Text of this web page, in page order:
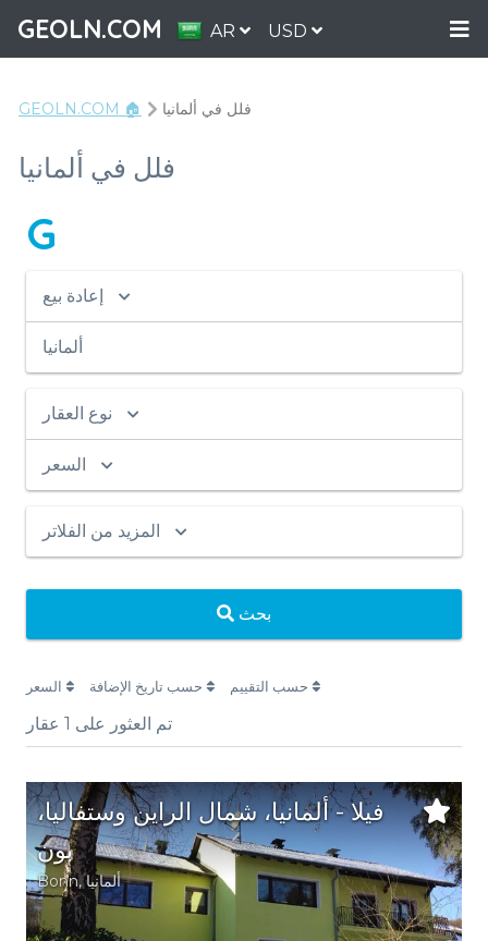
GEOLN.COM AR USD
GEOLN.COM 🏠 فلل في ألمانيا
فلل في ألمانيا
G
ألمانيا
نوع العقار
السعر
المزيد من الفلاتر
بحث
تم العثور على 1 عقار
فيلا - ألمانيا، شمال الراين وستفاليا،
بون
Bonn,ألمانيا